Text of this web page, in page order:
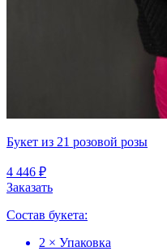
Букет из 21 розовой розы
4 446 ₽
Заказать
Состав букета:
2 × Упаковка